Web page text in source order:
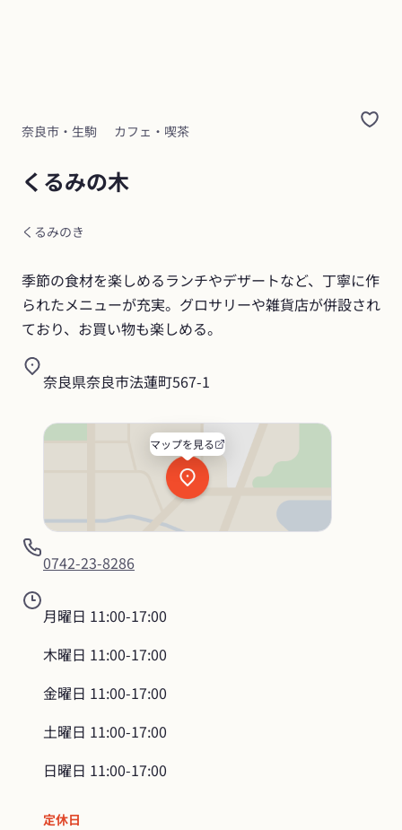
奈良市・生駒 カフェ・喫茶
くるみの木
くるみのき
季節の食材を楽しめるランチやデザートなど、丁寧に作
られたメニューが充実。グロサリーや雑貨店が併設され
ており、お買い物も楽しめる。
奈良県奈良市法蓮町567-1
マップを見る
0742-23-8286
月曜日 11:00-17:00
木曜日 11:00-17:00
金曜日 11:00-17:00
土曜日 11:00-17:00
日曜日 11:00-17:00
定休日